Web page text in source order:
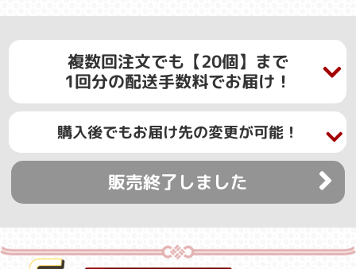
複数回注文でも【20個】まで
1回分の配送手数料でお届け！
購入後でもお届け先の変更が可能！
販売終了しました